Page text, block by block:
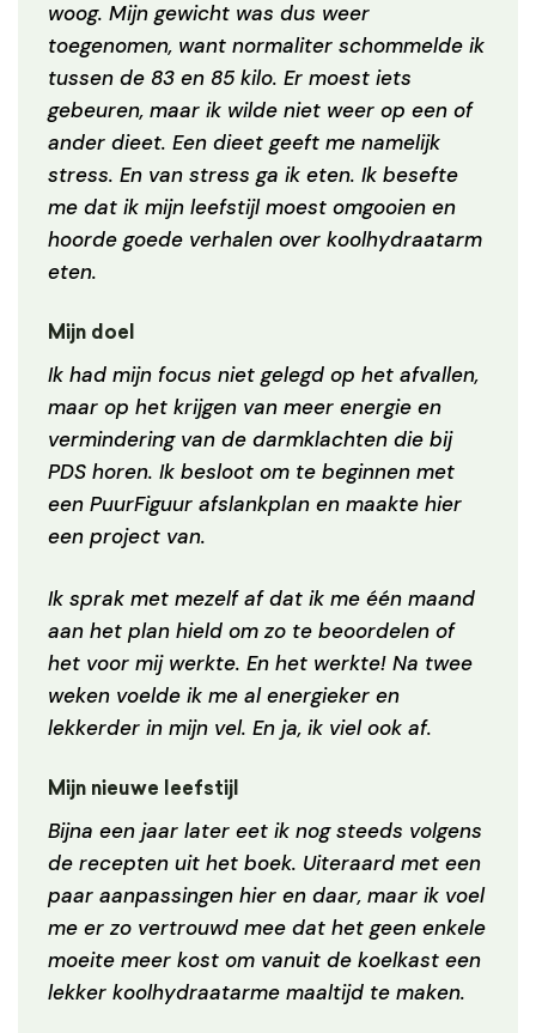
woog. Mijn gewicht was dus weer
toegenomen, want normaliter schommelde ik
tussen de 83 en 85 kilo. Er moest iets
gebeuren, maar ik wilde niet weer op een of
ander dieet. Een dieet geeft me namelijk
stress. En van stress ga ik eten. Ik besefte
me dat ik mijn leefstijl moest omgooien en
hoorde goede verhalen over koolhydraatarm
eten.
Mijn doel
Ik had mijn focus niet gelegd op het afvallen,
maar op het krijgen van meer energie en
vermindering van de darmklachten die bij
PDS horen. Ik besloot om te beginnen met
een PuurFiguur afslankplan en maakte hier
een project van.
Ik sprak met mezelf af dat ik me één maand
aan het plan hield om zo te beoordelen of
het voor mij werkte. En het werkte! Na twee
weken voelde ik me al energieker en
lekkerder in mijn vel. En ja, ik viel ook af.
Mijn nieuwe leefstijl
Bijna een jaar later eet ik nog steeds volgens
de recepten uit het boek. Uiteraard met een
paar aanpassingen hier en daar, maar ik voel
me er zo vertrouwd mee dat het geen enkele
moeite meer kost om vanuit de koelkast een
lekker koolhydraatarme maaltijd te maken.